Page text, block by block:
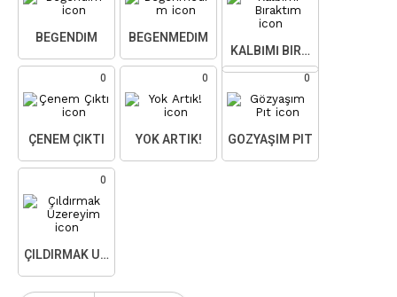
BEĞENDIM BEĞENMEDIM
KALBIMI BIRAKTIM
0
ÇENEM ÇIKTI
0
YOK ARTIK!
0
GÖZYAŞIM PIT
0
ÇILDIRMAK ÜZEREYIM